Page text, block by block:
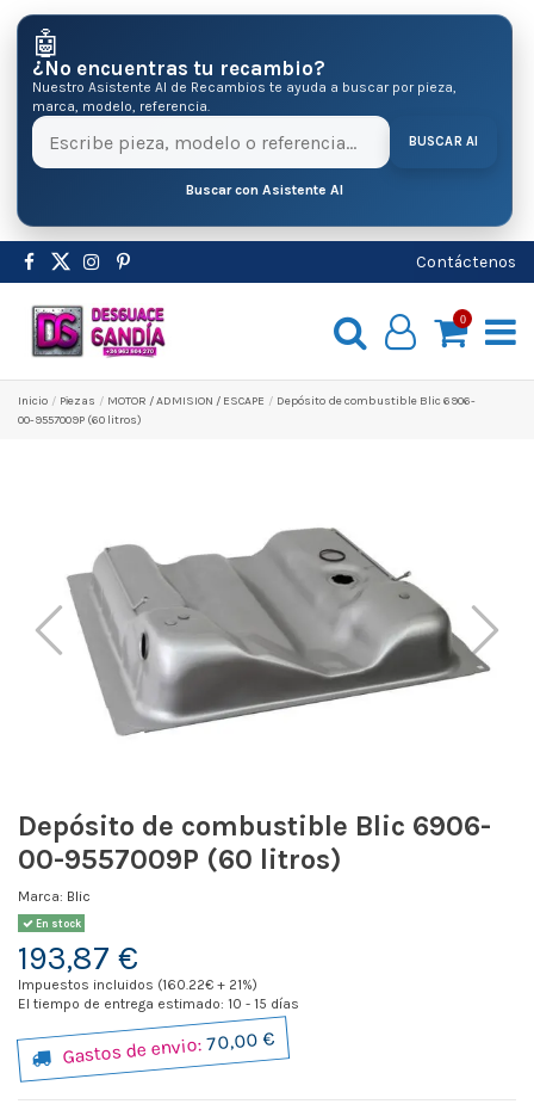
🤖
¿No encuentras tu recambio?
Nuestro Asistente AI de Recambios te ayuda a buscar por pieza,
marca, modelo, referencia.
BUSCAR AI
Buscar con Asistente AI
Contáctenos
0
Inicio Pіezas MOTOR / ADMISION / ESCAPE
Depósito de combustible Blic 6906-
00-9557009P (60 litros)
Depósito de combustible Blic 6906-
00-9557009P (60 litros)
Marca: Blic
En stock
193,87 €
Impuestos incluidos (160.22€ + 21%)
El tiempo de entrega estimado: 10 - 15 días
Gastos de envio:70,00 €